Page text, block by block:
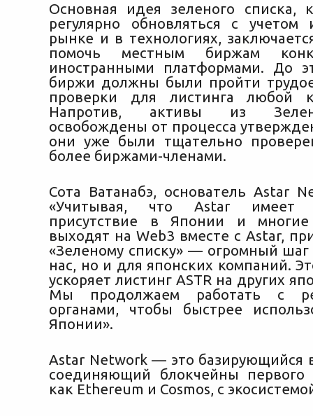
Основная идея зеленого списка,
регулярно обновляться с учетом
рынке и в технологиях,
помочь местным биржам
иностранными платформами. До
биржи должны были пройти
проверки для листинга любой
Напротив, активы из
освобождены от процесса
они уже были тщательно
более биржами-членами.
Сота Ватанабэ, основатель Astar
«Учитывая, что Astar имеет
присутствие в Японии и многие
выходят на Web3 вместе с Astar,
«Зеленому списку» — огромный
нас, но и для японских компаний.
ускоряет листинг ASTR на других
Мы продолжаем работать с
органами, чтобы быстрее
Японии».
Astar Network — это базирующийся
соединяющий блокчейны первого
как Ethereum и Cosmos, с